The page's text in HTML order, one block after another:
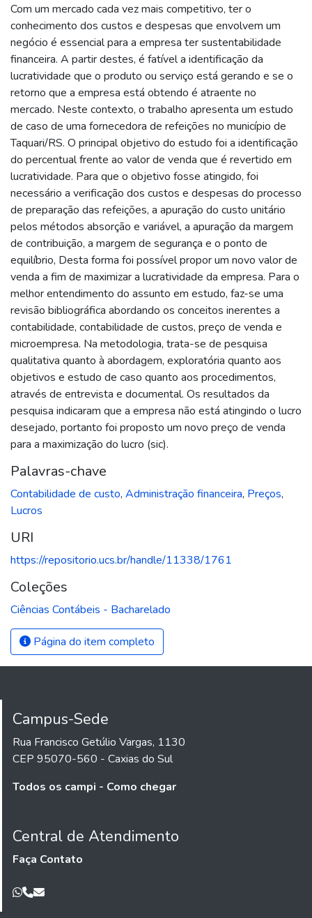
Com um mercado cada vez mais competitivo, ter o
conhecimento dos custos e despesas que envolvem um
negócio é essencial para a empresa ter sustentabilidade
financeira. A partir destes, é fatível a identificação da
lucratividade que o produto ou serviço está gerando e se o
retorno que a empresa está obtendo é atraente no
mercado. Neste contexto, o trabalho apresenta um estudo
de caso de uma fornecedora de refeições no município de
Taquari/RS. O principal objetivo do estudo foi a identificação
do percentual frente ao valor de venda que é revertido em
lucratividade. Para que o objetivo fosse atingido, foi
necessário a verificação dos custos e despesas do processo
de preparação das refeições, a apuração do custo unitário
pelos métodos absorção e variável, a apuração da margem
de contribuição, a margem de segurança e o ponto de
equilíbrio, Desta forma foi possível propor um novo valor de
venda a fim de maximizar a lucratividade da empresa. Para o
melhor entendimento do assunto em estudo, faz-se uma
revisão bibliográfica abordando os conceitos inerentes a
contabilidade, contabilidade de custos, preço de venda e
microempresa. Na metodologia, trata-se de pesquisa
qualitativa quanto à abordagem, exploratória quanto aos
objetivos e estudo de caso quanto aos procedimentos,
através de entrevista e documental. Os resultados da
pesquisa indicaram que a empresa não está atingindo o lucro
desejado, portanto foi proposto um novo preço de venda
para a maximização do lucro (sic).
Palavras-chave
Contabilidade de custo, Administração financeira, Preços,
Lucros
URI
https://repositorio.ucs.br/handle/11338/1761
Coleções
Ciências Contábeis - Bacharelado
Página do item completo
Campus-Sede
Rua Francisco Getúlio Vargas, 1130
CEP 95070-560 - Caxias do Sul
Todos os campi - Como chegar
Central de Atendimento
Faça Contato